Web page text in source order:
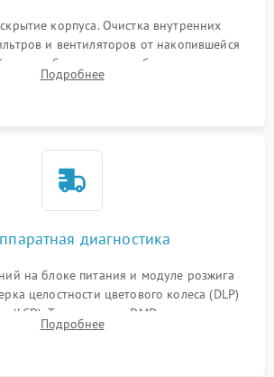
корпуса. Очистка внутренних
и вентиляторов от накопившейся
осмотр блока питания, балласта лампы и
на наличие прогаров или вздутых
Подробнее
диагностика
на блоке питания и модуле розжига
целостности цветового колеса (DLP)
(LCD). Тестирование DMD-чипа, датчиков
и оптопар с помощью мультиметра и
Подробнее